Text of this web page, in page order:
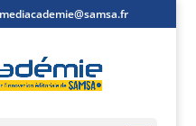
mediacademie@samsa.fr